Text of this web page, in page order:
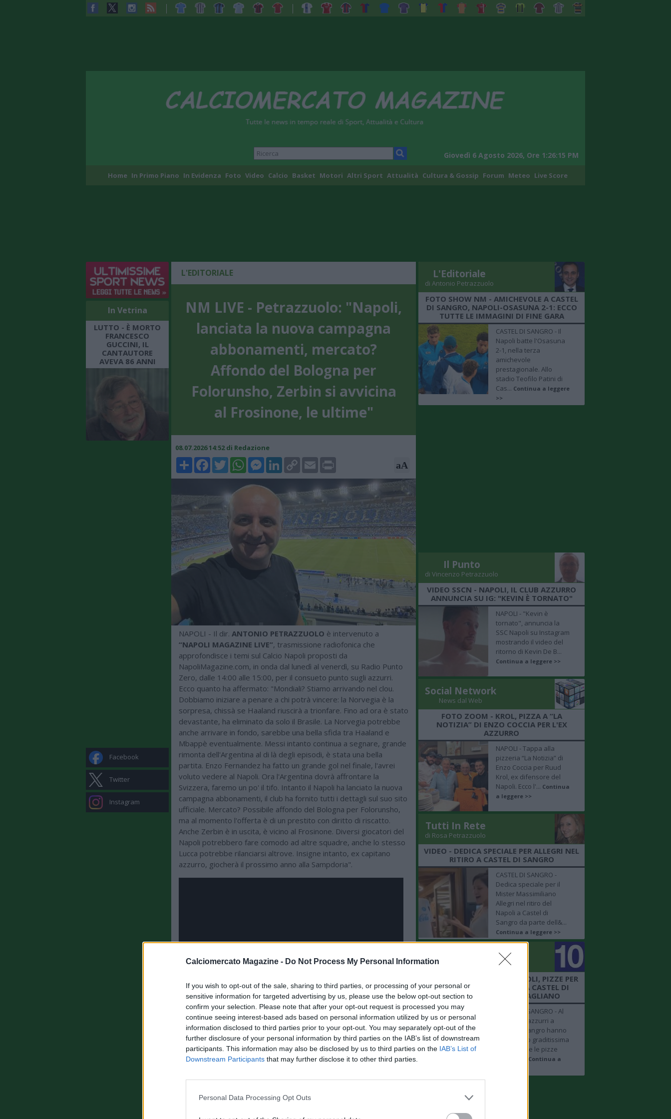
Calciomercato Magazine - Do Not Process My Personal Information
If you wish to opt-out of the sale, sharing to third parties, or processing of your personal or
sensitive information for targeted advertising by us, please use the below opt-out section to
confirm your selection. Please note that after your opt-out request is processed you may
continue seeing interest-based ads based on personal information utilized by us or personal
information disclosed to third parties prior to your opt-out. You may separately opt-out of the
further disclosure of your personal information by third parties on the IAB’s list of downstream
participants. This information may also be disclosed by us to third parties on the IAB’s List of
Downstream Participants that may further disclose it to other third parties.
Personal Data Processing Opt Outs
Giovedì 6 Agosto 2026, Ore 1:26:16 PM
Home In Primo Piano In Evidenza Foto Video Calcio Basket Motori Altri Sport Attualità Cultura & Gossip Forum Meteo Live Score
In Vetrina
LUTTO - È MORTO
FRANCESCO
GUCCINI, IL
CANTAUTORE
AVEVA 86 ANNI
Facebook
Twitter
Instagram
L'EDITORIALE
NM LIVE - Petrazzuolo: "Napoli,
lanciata la nuova campagna
abbonamenti, mercato?
Affondo del Bologna per
Folorunsho, Zerbin si avvicina
al Frosinone, le ultime"
08.07.2026 14:52 di Redazione
ShareFacebookTwitterWhatsAppMessenger
LinkedIn
Copy
Link
Email Print aA
NAPOLI - Il dir. ANTONIO PETRAZZUOLO è intervenuto a
“NAPOLI MAGAZINE LIVE”, trasmissione radiofonica che
approfondisce i temi sul Calcio Napoli proposti da
NapoliMagazine.com, in onda dal lunedì al venerdì, su Radio Punto
Zero, dalle 14:00 alle 15:00, per il consueto punto sugli azzurri.
Ecco quanto ha affermato: "Mondiali? Stiamo arrivando nel clou.
Dobbiamo iniziare a penare a chi potrà vincere: la Norvegia è la
sorpresa, chissà se Haaland riuscirà a trionfare. Fino ad ora è stato
devastante, ha eliminato da solo il Brasile. La Norvegia potrebbe
anche arrivare in fondo, sarebbe una bella sfida tra Haaland e
Mbappè eventualmente. Messi intanto continua a segnare, grande
rimonta dell'Argentina al di là degli episodi, è stata una bella
partita. Enzo Fernandez ha fatto un grande gol nel finale, l'avrei
voluto vedere al Napoli. Ora l'Argentina dovrà affrontare la
Svizzera, faremo un po' il tifo. Intanto il Napoli ha lanciato la nuova
campagna abbonamenti, il club ha fornito tutti i dettagli sul suo sito
ufficiale. Mercato? Possibile affondo del Bologna per Folorunsho,
ma al momento l'offerta è di un prestito con diritto di riscatto.
Anche Zerbin è in uscita, è vicino al Frosinone. Diversi giocatori del
Napoli potrebbero fare comodo ad altre squadre, anche lo stesso
Lucca potrebbe rilanciarsi altrove. Insigne intanto, ex capitano
azzurro, giocherà il prossimo anno alla Sampdoria".
ULTIMISSIME L'EDITORIALE
L'Editoriale
di Antonio Petrazzuolo
FOTO SHOW NM - AMICHEVOLE A CASTEL
DI SANGRO, NAPOLI-OSASUNA 2-1: ECCO
TUTTE LE IMMAGINI DI FINE GARA
CASTEL DI SANGRO - Il
Napoli batte l'Osasuna
2-1, nella terza
amichevole
prestagionale. Allo
stadio Teofilo Patini di
Cas... Continua a leggere
>>
Il Punto
di Vincenzo Petrazzuolo
VIDEO SSCN - NAPOLI, IL CLUB AZZURRO
ANNUNCIA SU IG: "KEVIN È TORNATO"
NAPOLI - "Kevin è
tornato", annuncia la
SSC Napoli su Instagram
mostrando il video del
ritorno di Kevin De B...
Continua a leggere >>
Social Network
News dal Web
FOTO ZOOM - KROL, PIZZA A “LA
NOTIZIA” DI ENZO COCCIA PER L'EX
AZZURRO
NAPOLI - Tappa alla
pizzeria “La Notizia” di
Enzo Coccia per Ruud
Krol, ex difensore del
Napoli. Ecco l'... Continua
a leggere >>
Tutti In Rete
di Rosa Petrazzuolo
VIDEO - DEDICA SPECIALE PER ALLEGRI NEL
RITIRO A CASTEL DI SANGRO
CASTEL DI SANGRO -
Dedica speciale per il
Mister Massimiliano
Allegri nel ritiro del
Napoli a Castel di
Sangro da parte dell&...
Continua a leggere >>
del Numero 10
VIDEO + FOTO SHOW - NAPOLI, PIZZE PER
GLI AZZURRI NEL RITIRO A CASTEL DI
SANGRO BY DIEGO VITAGLIANO
CASTEL DI SANGRO - Al
ritiro degli azzurri a
Castel di Sangro hanno
fatto la loro graditissima
apparizione le pizze
Continua a